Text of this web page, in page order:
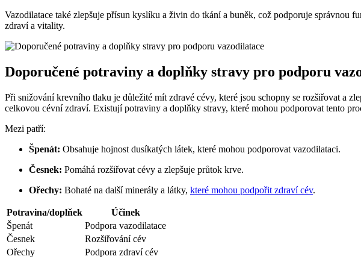
Vazodilatace také zlepšuje přísun kyslíku a živin do tkání a buněk, což podporuje
zdraví a vitality.
Doporučené potraviny a doplňky stravy pro podporu
Při snižování krevního tlaku je důležité mít zdravé cévy, které jsou schopny se rozšiřovat a
celkovou cévní zdraví. Existují potraviny a doplňky stravy, které mohou podporovat tento
Mezi patří:
Špenát: Obsahuje hojnost dusíkatých látek, které mohou podporovat vazodilataci.
Česnek: Pomáhá rozšiřovat cévy a zlepšuje průtok krve.
Ořechy: Bohaté na další minerály a látky, které mohou podpořit zdraví cév.
Potravina/doplňek
Účinek
Špenát
Podpora vazodilatace
Česnek
Rozšiřování cév
Ořechy
Podpora zdraví cév